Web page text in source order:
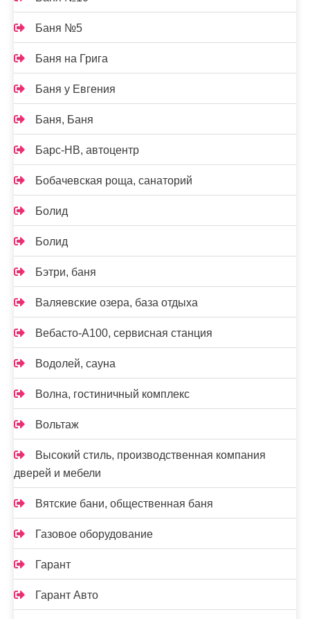
Баня №5
Баня на Грига
Баня у Евгения
Баня, Баня
Барс-НВ, автоцентр
Бобачевская роща, санаторий
Болид
Болид
Бэтри, баня
Валяевские озера, база отдыха
Вебасто-А100, сервисная станция
Водолей, сауна
Волна, гостиничный комплекс
Вольтаж
Высокий стиль, производственная компания
дверей и мебели
Вятские бани, общественная баня
Газовое оборудование
Гарант
Гарант Авто